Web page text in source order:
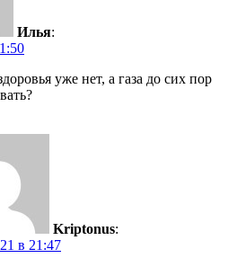
Илья:
уже нет, а газа до сих пор
Kriptonus:
в 21:47